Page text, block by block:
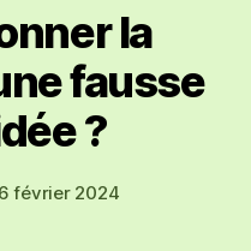
la
fausse
?
6 février 2024